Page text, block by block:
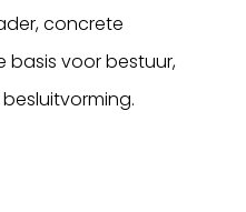
concrete
voor bestuur,